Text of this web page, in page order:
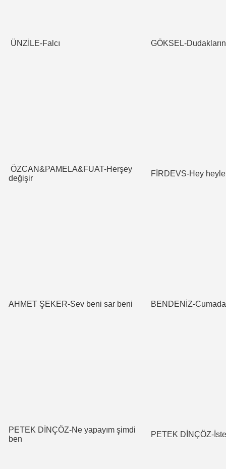
ÜNZİLE-Falcı GÖKSEL-
ÖZCAN&PAMELA&FUAT-Herşey
değişir
FİRDEVS-Hey
AHMET ŞEKER-Sev beni sar beni BENDENİZ-
PETEK DİNÇÖZ-Ne yapayım şimdi
ben
PETEK DİNÇÖZ-